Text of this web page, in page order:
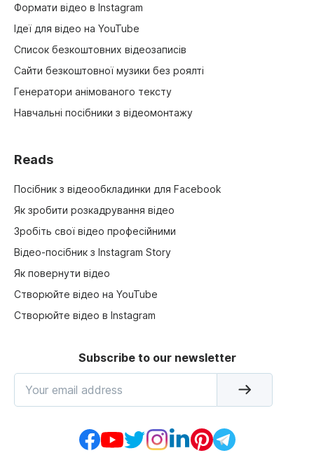
Формати відео в Instagram
Ідеї для відео на YouTube
Список безкоштовних відеозаписів
Сайти безкоштовної музики без роялті
Генератори анімованого тексту
Навчальні посібники з відеомонтажу
Reads
Посібник з відеообкладинки для Facebook
Як зробити розкадрування відео
Зробіть свої відео професійними
Відео-посібник з Instagram Story
Як повернути відео
Створюйте відео на YouTube
Створюйте відео в Instagram
Subscribe to our newsletter